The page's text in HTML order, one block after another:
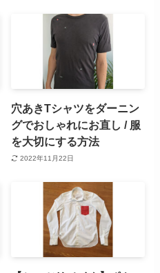
穴あきTシャツをダーニン
グでおしゃれにお直し / 服
を大切にする方法
2022年11月22日